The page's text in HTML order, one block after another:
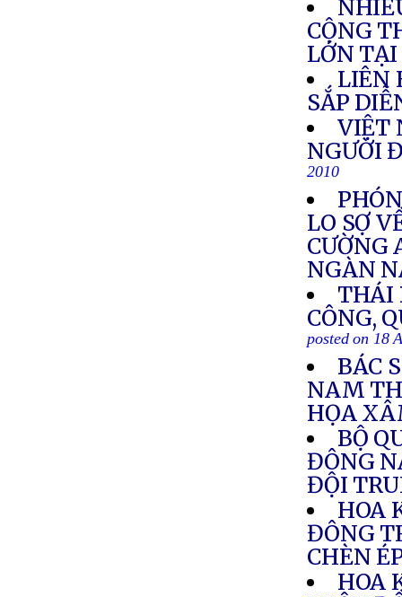
CỘNG
LỚN
LIÊN
SẮP
VIỆT
NGƯỜI
2010
LO SỢ
CƯỜNG
NGÀN
THÁI
CÔNG,
posted on 18
BÁC
NAM
HỌA
BỘ
ĐÔNG
ĐỘI
HOA
ĐÔNG
CHÈN
HOA